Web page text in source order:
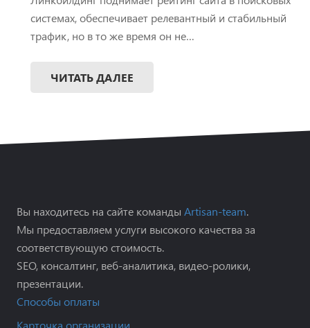
системах, обеспечивает релевантный и стабильный
трафик, но в то же время он не…
ЧИТАТЬ ДАЛЕЕ
Вы находитесь на сайте команды Artisan-team.
Мы предоставляем услуги высокого качества за
соответствующую стоимость.
SEO, консалтинг, веб-аналитика, видео-ролики,
презентации.
Способы оплаты
Карточка организации